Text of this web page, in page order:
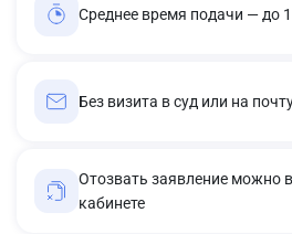
Среднее время подачи — до
Без визита в суд или на
Отозвать заявление можно
кабинете